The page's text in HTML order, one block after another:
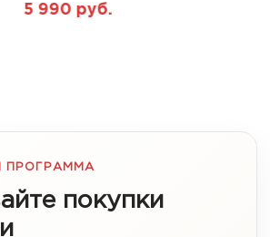
5 990 руб.
ПРОГРАММА
покупки